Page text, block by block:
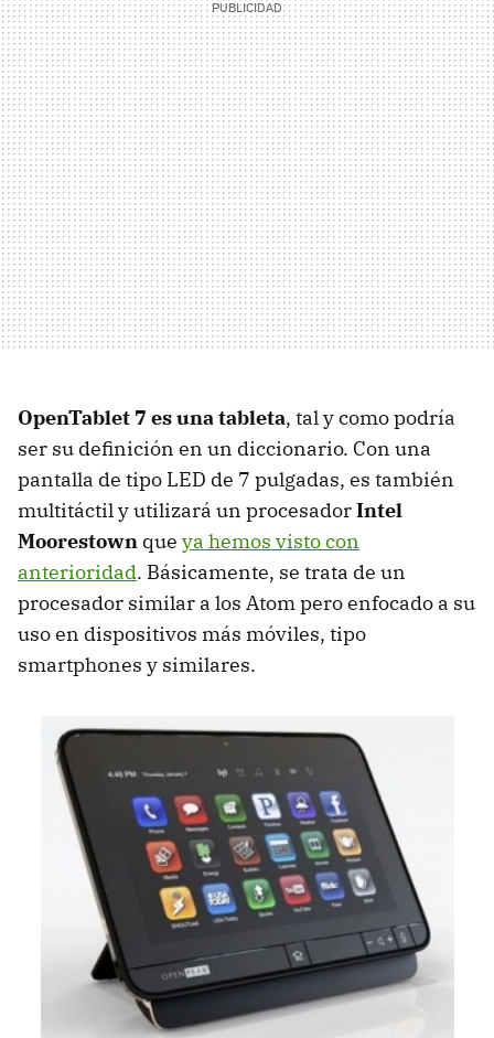
OpenTablet 7 es una tableta, tal y como podría
ser su definición en un diccionario. Con una
pantalla de tipo LED de 7 pulgadas, es también
multitáctil y utilizará un procesadorIntel
Moorestown que ya hemos visto con
anterioridad. Básicamente, se trata de un
procesador similar a los Atom pero enfocado a su
uso en dispositivos más móviles, tipo
smartphones y similares.